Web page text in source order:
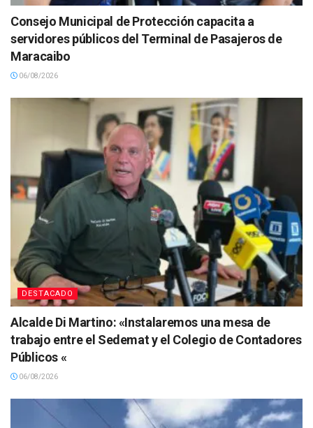
Consejo Municipal de Protección capacita a
servidores públicos del Terminal de Pasajeros de
Maracaibo
06/08/2026
DESTACADO
Alcalde Di Martino: «Instalaremos una mesa de
trabajo entre el Sedemat y el Colegio de Contadores
Públicos «
06/08/2026